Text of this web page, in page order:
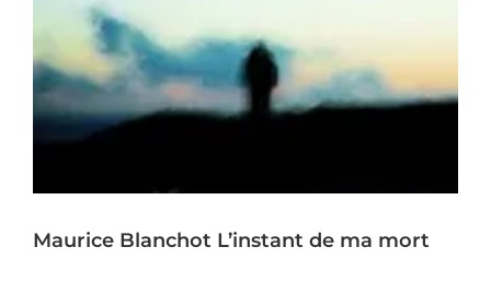
Maurice Blanchot L’instant de ma mort